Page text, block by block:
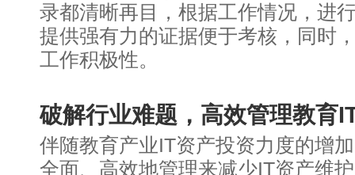
录都清晰再目，根据工作情况，进
提供强有力的证据便于考核，同时
工作积极性。
破解行业难题，高效管理教育
伴随教育产业IT资产投资力度的增
全面、高效地管理来减少IT资产维